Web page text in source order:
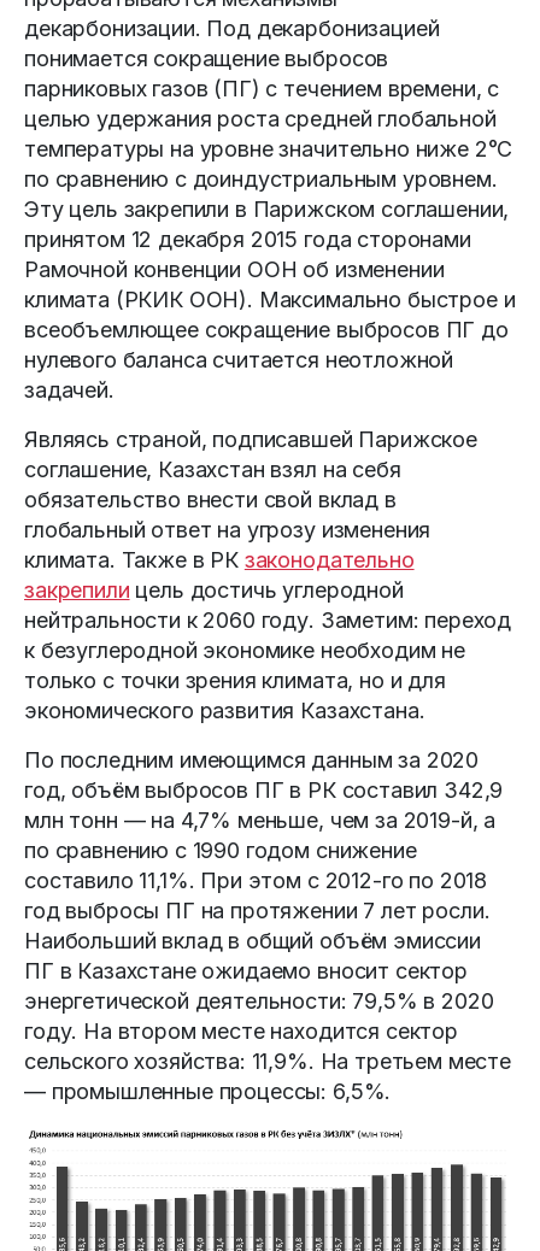
декарбонизации. Под декарбонизацией
понимается сокращение выбросов
парниковых газов (ПГ) с течением времени, с
целью удержания роста средней глобальной
температуры на уровне значительно ниже 2°C
по сравнению с доиндустриальным уровнем.
Эту цель закрепили в Парижском соглашении,
принятом 12 декабря 2015 года сторонами
Рамочной конвенции ООН об изменении
климата (РКИК ООН). Максимально быстрое и
всеобъемлющее сокращение выбросов ПГ до
нулевого баланса считается неотложной
задачей.
Являясь страной, подписавшей Парижское
соглашение, Казахстан взял на себя
обязательство внести свой вклад в
глобальный ответ на угрозу изменения
климата. Также в РК законодательно
закрепили цель достичь углеродной
нейтральности к 2060 году. Заметим: переход
к безуглеродной экономике необходим не
только с точки зрения климата, но и для
экономического развития Казахстана.
По последним имеющимся данным за 2020
год, объём выбросов ПГ в РК составил 342,9
млн тонн — на 4,7% меньше, чем за 2019-й, а
по сравнению с 1990 годом снижение
составило 11,1%. При этом с 2012-го по 2018
год выбросы ПГ на протяжении 7 лет росли.
Наибольший вклад в общий объём эмиссии
ПГ в Казахстане ожидаемо вносит сектор
энергетической деятельности: 79,5% в 2020
году. На втором месте находится сектор
сельского хозяйства: 11,9%. На третьем месте
— промышленные процессы: 6,5%.